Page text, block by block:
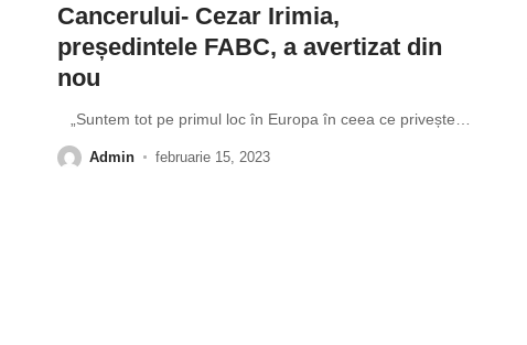
Cancerului- Cezar Irimia,
președintele FABC, a avertizat din
nou
„Suntem tot pe primul loc în Europa în ceea ce privește
Admin februarie 15, 2023